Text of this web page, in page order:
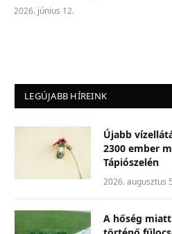
2026. június 12.
LEGÚJABB HÍREINK
Újabb
2300 ember
Tápiószelén
2026. augusztus
A hőség